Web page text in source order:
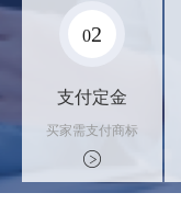
02
支付定金
买家需支付商标
标价的100%的
购买订金